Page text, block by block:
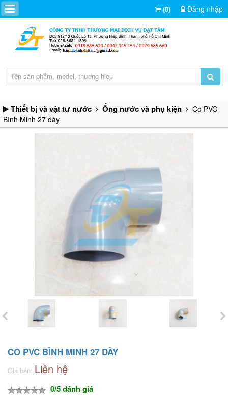
(0) Đăng nhập
Thiết bị và vật tư nước Ống nước và phụ kiện
Co PVC
Bình Minh 27 dày
CO PVC BÌNH MINH 27 DÀY
Giá bán: Liên hệ
0/5 đánh giá